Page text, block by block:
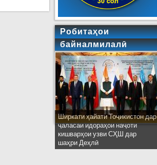
Робитаҳои
байналмилалӣ
Ширкати ҳайати Тоҷикистон дар
ҷаласаи идораҳои наҷоти
кишварҳои узви СҲШ дар
шаҳри Деҳлӣ